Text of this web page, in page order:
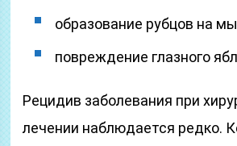
образование рубцов на
повреждение глазного
Рецидив заболевания при
лечении наблюдается редко.